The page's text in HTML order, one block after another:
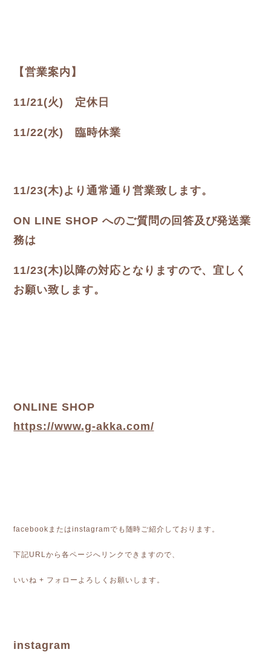
【営業案内】
11/21(火) 定休日
11/22(水) 臨時休業
11/23(木)より通常通り営業致します。
ON LINE SHOP へのご質問の回答及び発送業
務は
11/23(木)以降の対応となりますので、宜しく
お願い致します。
ONLINE SHOP
https://www.g-akka.com/
facebookまたはinstagramでも随時ご紹介しております。
下記URLから各ページへリンクできますので、
いいね + フォローよろしくお願いします。
instagram